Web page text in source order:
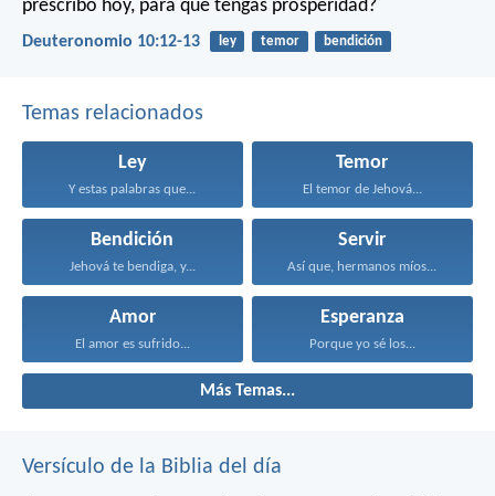
prescribo hoy, para que tengas prosperidad?
Deuteronomio 10:12-13 ley temor bendición
Temas relacionados
Ley
Y estas palabras que...
Temor
El temor de Jehová...
Bendición
Jehová te bendiga, y...
Servir
Así que, hermanos míos...
Amor
El amor es sufrido...
Esperanza
Porque yo sé los...
Más Temas...
Versículo de la Biblia del día